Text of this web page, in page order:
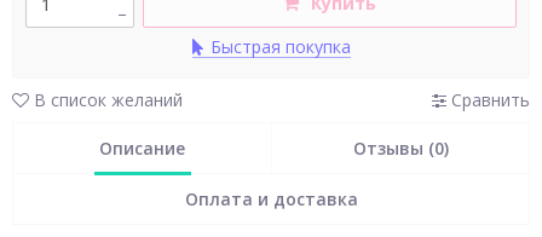
–
Быстрая покупка
В список желаний Сравнить
Описание Отзывы (0)
Оплата и доставка